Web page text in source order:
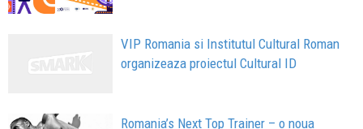
VIP Romania si Institutul Cultural Roman
organizeaza proiectul Cultural ID
Romania’s Next Top Trainer – o noua